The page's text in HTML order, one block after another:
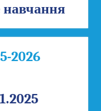
навчання
2026